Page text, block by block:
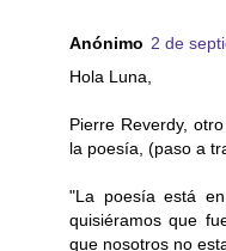
Anónimo 2 de
Hola Luna,
Pierre Reverdy,
la poesía, (paso a
"La poesía está
quisiéramos que
que nosotros no